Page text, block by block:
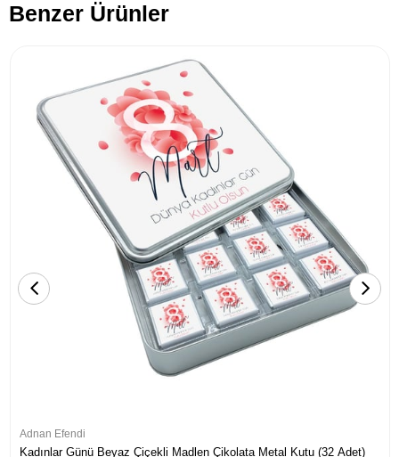
Benzer Ürünler
Adnan Efendi
Kadınlar Günü Beyaz Çiçekli Madlen Çikolata Metal Kutu (32 Adet)